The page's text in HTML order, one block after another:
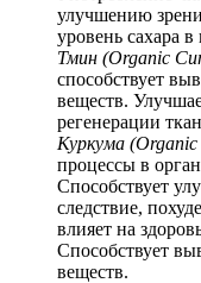
улучшению
уровень сахара в
Тмин (Organic
способствует
веществ.
регенерации
Куркума
процессы в
Способствует
следствие,
влияет на
Способствует
веществ.